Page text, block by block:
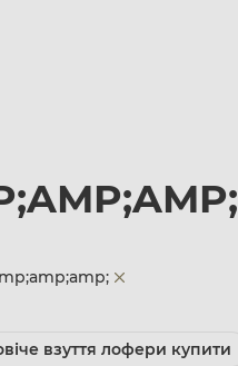
взуття лофери купити